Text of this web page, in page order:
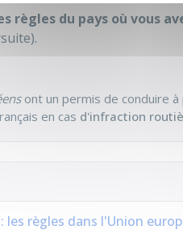
règles du pays où vous
ont un permis de conduire
en cas d'infraction
les règles dans l'Union